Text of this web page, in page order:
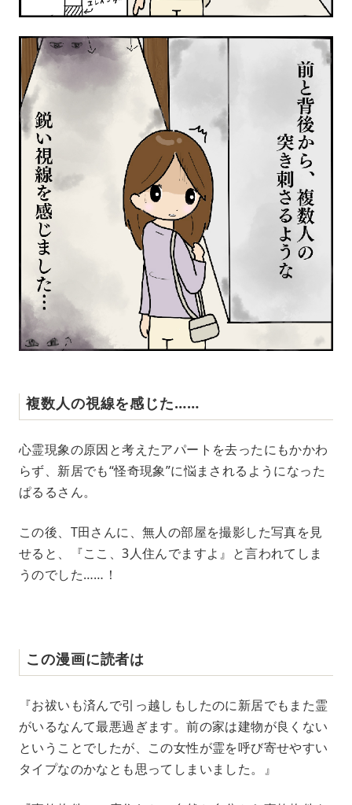
複数人の視線を感じた……
心霊現象の原因と考えたアパートを去ったにもかかわ
らず、新居でも“怪奇現象”に悩まされるようになった
ぱるるさん。
この後、T田さんに、無人の部屋を撮影した写真を見
せると、『ここ、3人住んでますよ』と言われてしま
うのでした……！
この漫画に読者は
『お祓いも済んで引っ越しもしたのに新居でもまた霊
がいるなんて最悪過ぎます。前の家は建物が良くない
ということでしたが、この女性が霊を呼び寄せやすい
タイプなのかなとも思ってしまいました。』